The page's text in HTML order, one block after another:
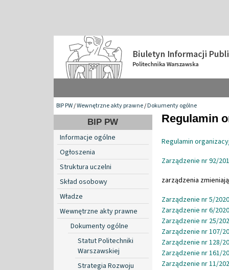
BIP PW/Wewnętrzne akty prawne/Dokumenty ogólne
BIP PW
Informacje ogólne
Ogłoszenia
Struktura uczelni
Skład osobowy
Władze
Wewnętrzne akty prawne
Dokumenty ogólne
Statut Politechniki
Warszawskiej
Strategia Rozwoju
Regulamin
Regulamin
Zarządzenie nr 92/
zarządzenia
Zarządzenie nr 5/
Zarządzenie nr 6/
Zarządzenie nr 25/
Zarządzenie nr 107/
Zarządzenie nr 128/
Zarządzenie nr 161/
Zarządzenie nr 11/